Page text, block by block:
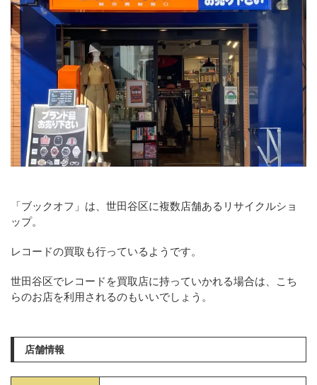
「ブックオフ」は、世田谷区に複数店舗あるリサイクルショ
ップ。
レコードの買取も行っているようです。
世田谷区でレコードを買取店に持っていかれる場合は、こち
らのお店を利用されるのもいいでしょう。
店舗情報